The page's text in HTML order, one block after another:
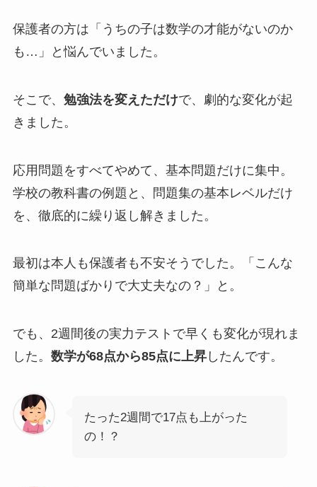
保護者の方は「うちの子は数学の才能がないのか
も…」と悩んでいました。
そこで、 勉強法を変えただけで、劇的な変化が起
きました。
応用問題をすべてやめて、基本問題だけに集中。
学校の教科書の例題と、問題集の基本レベルだけ
を、徹底的に繰り返し解きました。
最初は本人も保護者も不安そうでした。「こんな
簡単な問題ばかりで大丈夫なの？」と。
でも、2週間後の実力テストで早くも変化が現れま
した。 数学が68点から85点に上昇したんです。
たった2週間で17点も上がった
の！？